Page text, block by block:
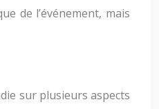
de l’événement, mais
sur plusieurs aspects